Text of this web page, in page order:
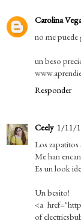
Carolina
no me puede
un beso
Responder
Ceely 1/11/
Los zapatitos
Me han
Es un look
Un besito!
<a
of